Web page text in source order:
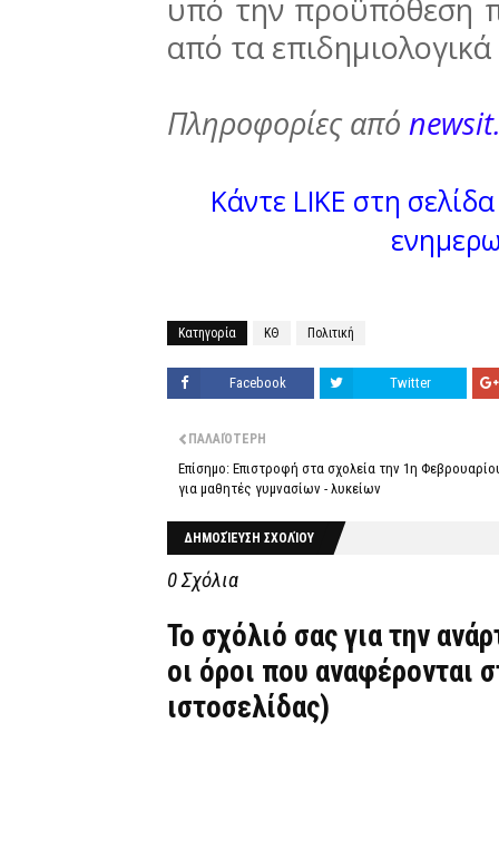
υπό την προϋπόθεση
από τα
Πληροφορίες από
Κάντε LIKE στη
Κατηγορία ΚΘ Πολιτική
Facebook Twitter
ΠΑΛΑΙΌΤΕΡΗ
Επίσημο: Επιστροφή στα σχολεία την 1η
για μαθητές γυμνασίων - λυκείων
ΔΗΜΟΣΊΕΥΣΗ ΣΧΟΛΊΟΥ
0 Σχόλια
Το σχόλιό σας για την
οι όροι που αναφέρονται
ιστοσελίδας)